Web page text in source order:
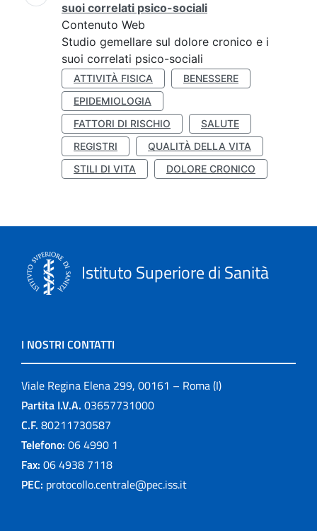
suoi correlati psico-sociali
Contenuto Web
Studio gemellare sul dolore cronico e i
suoi correlati psico-sociali
ATTIVITÀ FISICA
BENESSERE
EPIDEMIOLOGIA
FATTORI DI RISCHIO
SALUTE
REGISTRI
QUALITÀ DELLA VITA
STILI DI VITA
DOLORE CRONICO
Istituto Superiore di Sanità
I NOSTRI CONTATTI
Viale Regina Elena 299, 00161 – Roma (I)
Partita I.V.A. 03657731000
C.F. 80211730587
Telefono: 06 4990 1
Fax: 06 4938 7118
PEC: protocollo.centrale@pec.iss.it